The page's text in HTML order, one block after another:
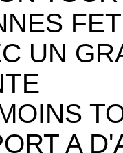
UN
A